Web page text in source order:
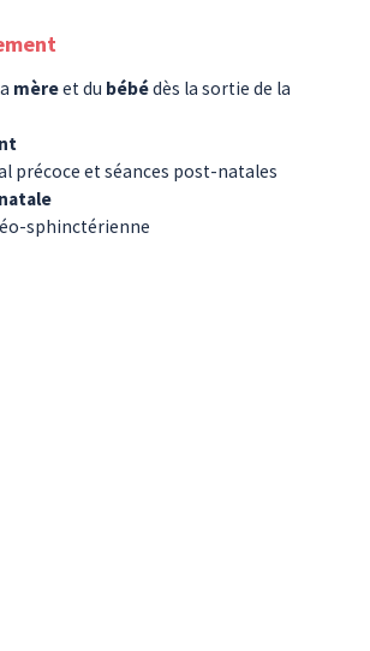
mèreet du bébédès la sortie de la
précoce et séances post-natales
sphinctérienne